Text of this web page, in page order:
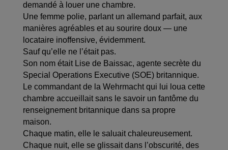
demandé à louer une chambre.
Une femme polie, parlant un allemand parfait, aux
manières agréables et au sourire doux — une
locataire inoffensive, évidemment.
Sauf qu’elle ne l’était pas.
Son nom était Lise de Baissac, agente secrète du
Special Operations Executive (SOE) britannique.
Le commandant de la Wehrmacht qui lui loua cette
chambre accueillait sans le savoir un fantôme du
renseignement britannique dans sa propre
maison.
Chaque matin, elle le saluait chaleureusement.
Chaque nuit, elle se glissait dans l’obscurité, des